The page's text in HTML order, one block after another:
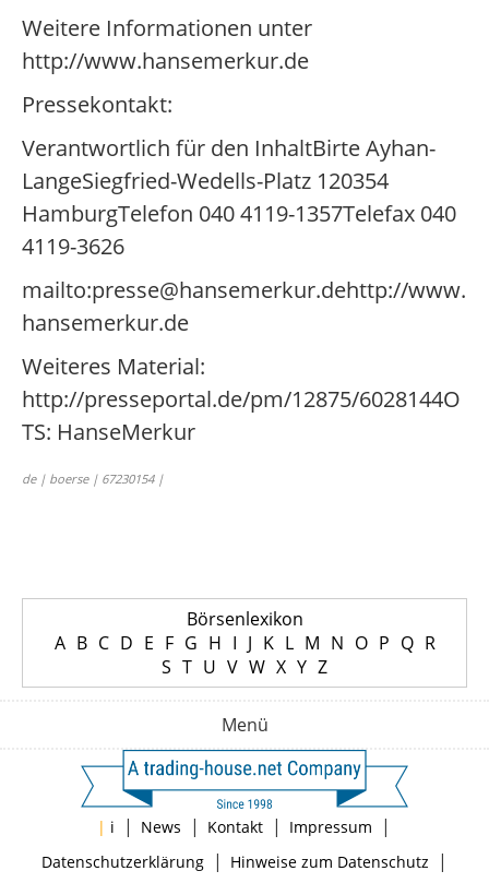
Weitere Informationen unter
http://www.hansemerkur.de
Pressekontakt:
Verantwortlich für den InhaltBirte Ayhan-
LangeSiegfried-Wedells-Platz 120354
HamburgTelefon 040 4119-1357Telefax 040
4119-3626
mailto:presse@hansemerkur.dehttp://www.
hansemerkur.de
Weiteres Material:
http://presseportal.de/pm/12875/6028144O
TS: HanseMerkur
de | boerse | 67230154 |
Börsenlexikon
A B C D E F G H I J K L M N O P Q R
S T U V W X Y Z
Menü
| i | News | Kontakt | Impressum |
Datenschutzerklärung| Hinweise zum Datenschutz |